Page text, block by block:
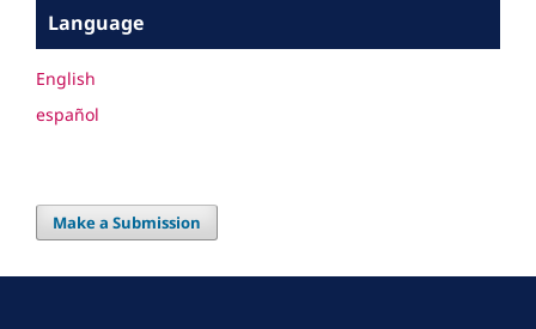
Language
English
español
Make a Submission